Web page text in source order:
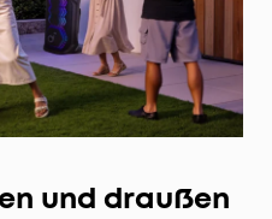
und draußen